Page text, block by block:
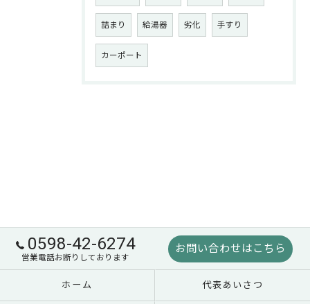
詰まり 給湯器 劣化 手すり
カーポート
0598-42-6274
営業電話お断りしております
お問い合わせはこちら
ホーム 代表あいさつ